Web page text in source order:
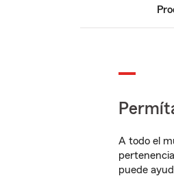
A todo el
puede